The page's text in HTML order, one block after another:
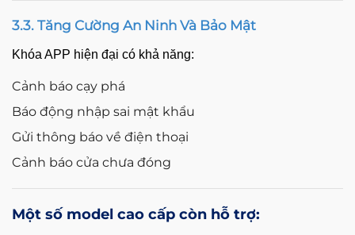
3.3. Tăng Cường An Ninh Và Bảo Mật
Khóa APP hiện đại có khả năng:
Cảnh báo cạy phá
Báo động nhập sai mật khẩu
Gửi thông báo về điện thoại
Cảnh báo cửa chưa đóng
Một số model cao cấp còn hỗ trợ: